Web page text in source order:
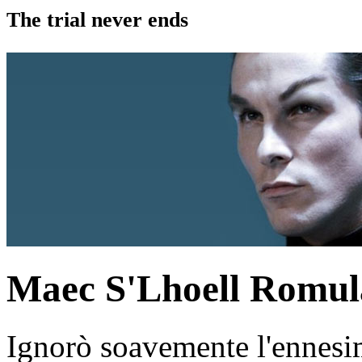
The trial never ends
Maec S'Lhoell
Ignorò soavemente